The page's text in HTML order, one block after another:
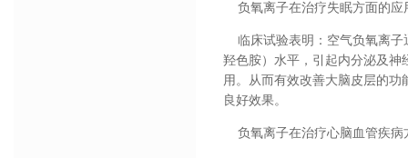
负氧离子在治疗失眠方面的应
临床试验表明：空气负氧离子
羟色胺）水平，引起内分泌及神
用。从而有效改善大脑皮层的
良好效果。
负氧离子在治疗心脑血管疾病